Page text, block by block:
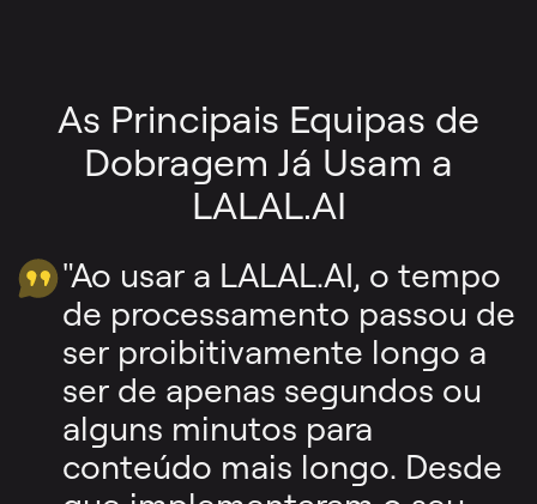
As Principais Equipas de
Dobragem Já Usam a
LALAL.AI
"Ao usar a LALAL.AI, o tempo
de processamento passou de
ser proibitivamente longo a
ser de apenas segundos ou
alguns minutos para
conteúdo mais longo. Desde